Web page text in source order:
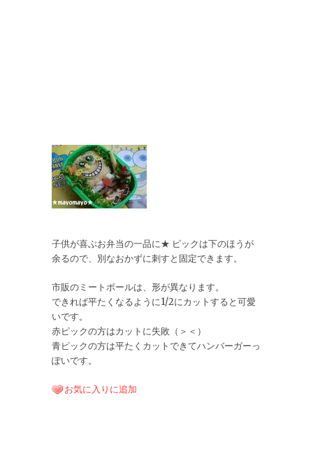
子供が喜ぶお弁当の一品に★ ピックは下のほうが
余るので、別なおかずに刺すと固定できます。
市販のミートボールは、形が異なります。
できれば平たくなるように1/2にカットすると可愛
いです。
赤ピックの方はカットに失敗（＞＜）
青ピックの方は平たくカットできてハンバーガーっ
ぽいです。
お気に入りに追加